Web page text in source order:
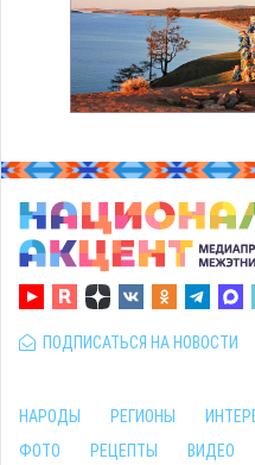
ПОДПИСАТЬСЯ НА НОВОСТИ
НАРОДЫ РЕГИОНЫ
ФОТО
РЕЦЕПТЫ ВИДЕО